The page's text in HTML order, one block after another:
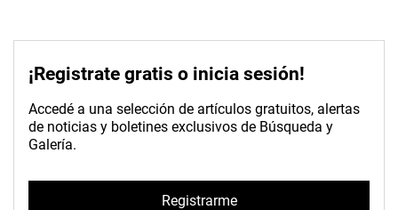
¡Registrate gratis o inicia sesión!
Accedé a una selección de artículos gratuitos, alertas
de noticias y boletines exclusivos de Búsqueda y
Galería.
Registrarme